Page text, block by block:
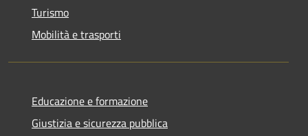
Turismo
Mobilità e trasporti
Educazione e formazione
Giustizia e sicurezza pubblica